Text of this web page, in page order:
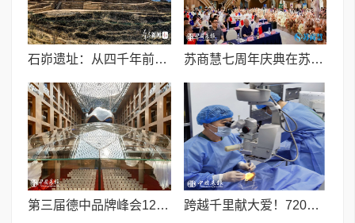
石峁遗址：从四千年前中国北方区域政体中心看“何以中国” 苏商慧七周年庆典在苏州隆重举行 七大联创共启发展新篇章
第三届德中品牌峰会12月将在柏林举办，聚焦人工智能时代品牌全球化发展 跨越千里献大爱！720光明行助力喀什150名白内障老人重获清晰视界